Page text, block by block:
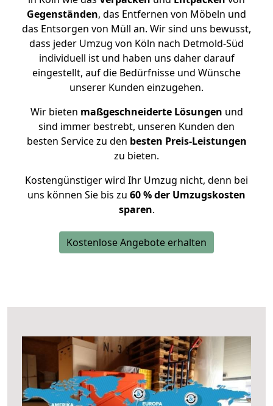
Gegenständen, das Entfernen von Möbeln und
das Entsorgen von Müll an. Wir sind uns bewusst,
dass jeder Umzug von Köln nach Detmold-Süd
individuell ist und haben uns daher darauf
eingestellt, auf die Bedürfnisse und Wünsche
unserer Kunden einzugehen.
Wir bieten maßgeschneiderte Lösungen und
sind immer bestrebt, unseren Kunden den
besten Service zu den besten Preis-Leistungen
zu bieten.
Kostengünstiger wird Ihr Umzug nicht, denn bei
uns können Sie bis zu 60 % der Umzugskosten
sparen.
Kostenlose Angebote erhalten